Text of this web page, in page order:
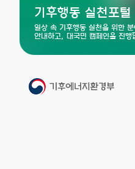
기후행동 실천포털
일상 속 기후행동 실천을 위한
안내하고, 대국민 캠페인을 진행